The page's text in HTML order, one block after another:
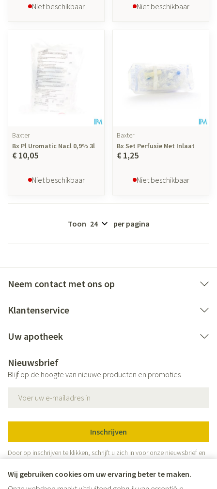
Wij gebruiken cookies om uw ervaring beter te maken.
Niet beschikbaar Niet beschikbaar
Baxter
Bx Pl Uromatic Nacl 0,9% 3l
€ 10,05
Niet beschikbaar
Baxter
Bx Set Perfusie Met Inlaat
€ 1,25
Niet beschikbaar
Toon per pagina
Neem contact met ons op
Klantenservice
Uw apotheek
Nieuwsbrief
Blijf op de hoogte van nieuwe producten en promoties
Inschrijven
Door op inschrijven te klikken, schrijft u zich in voor onze nieuwsbrief en